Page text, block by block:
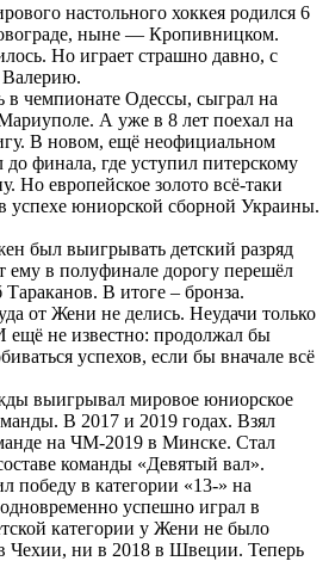
настольного хоккея родился 6
ныне — Кропивницком.
Но играет страшно давно, с
Валерию.
в чемпионате Одессы, сыграл на
А уже в 8 лет поехал на
В новом, ещё неофициальном
до финала, где уступил питерскому
европейское золото всё-таки
успехе юниорской сборной Украины.
был выигрывать детский разряд
ему в полуфинале дорогу перешёл
В итоге – бронза.
от Жени не делись. Неудачи только
ещё не известно: продолжал бы
успехов, если бы вначале всё
выигрывал мировое юниорское
В 2017 и 2019 годах. Взял
на ЧМ-2019 в Минске. Стал
команды «Девятый вал».
победу в категории «13-» на
успешно играл в
категории у Жени не было
Чехии, ни в 2018 в Швеции. Теперь